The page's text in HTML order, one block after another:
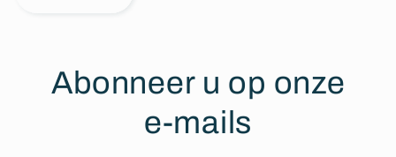
Abonneer u op onze
e-mails